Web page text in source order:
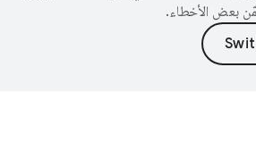
بعض الأخطاء.